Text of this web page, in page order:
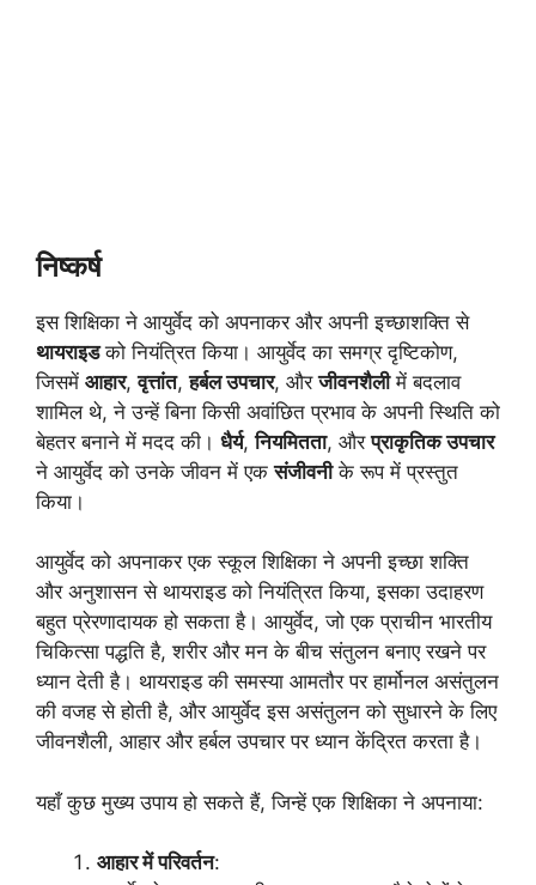
निष्कर्ष
इस शिक्षिका ने आयुर्वेद को अपनाकर और अपनी इच्छाशक्ति से
थायराइडको नियंत्रित किया। आयुर्वेद का समग्र दृष्टिकोण,
जिसमें आहार,वृत्तांत,हर्बल उपचार, औरजीवनशैलीमें बदलाव
शामिल थे, ने उन्हें बिना किसी अवांछित प्रभाव के अपनी स्थिति को
बेहतर बनाने में मदद की। धैर्य,नियमितता, औरप्राकृतिक उपचार
ने आयुर्वेद को उनके जीवन में एकसंजीवनीके रूप में प्रस्तुत
किया।
आयुर्वेद को अपनाकर एक स्कूल शिक्षिका ने अपनी इच्छा शक्ति
और अनुशासन से थायराइड को नियंत्रित किया, इसका उदाहरण
बहुत प्रेरणादायक हो सकता है। आयुर्वेद, जो एक प्राचीन भारतीय
चिकित्सा पद्धति है, शरीर और मन के बीच संतुलन बनाए रखने पर
ध्यान देती है। थायराइड की समस्या आमतौर पर हार्मोनल असंतुलन
की वजह से होती है, और आयुर्वेद इस असंतुलन को सुधारने के लिए
जीवनशैली, आहार और हर्बल उपचार पर ध्यान केंद्रित करता है।
यहाँ कुछ मुख्य उपाय हो सकते हैं, जिन्हें एक शिक्षिका ने अपनाया:
आहार में परिवर्तन: